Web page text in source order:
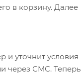
в корзину. Далее
уточнит условия
через СМС. Теперь